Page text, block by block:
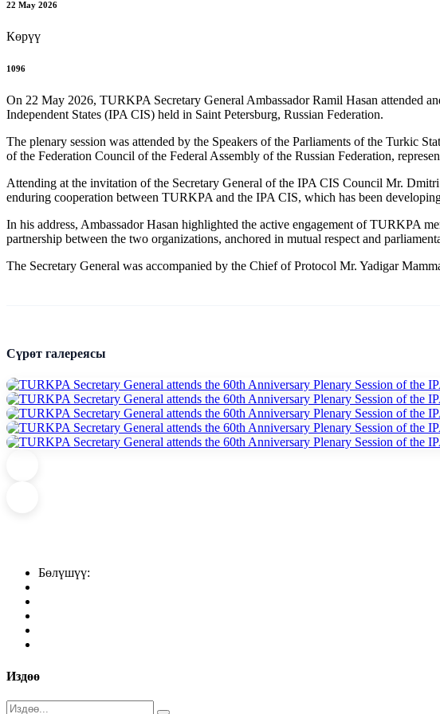
22 May 2026
Көрүү
1096
On 22 May 2026, TURKPA Secretary General Ambassador Ramil Hasan attended
Independent States (IPA CIS) held in Saint Petersburg, Russian Federation.
The plenary session was attended by the Speakers of the Parliaments of the
of the Federation Council of the Federal Assembly of the Russian Federation,
Attending at the invitation of the Secretary General of the IPA CIS Council Mr.
enduring cooperation between TURKPA and the IPA CIS, which has been
In his address, Ambassador Hasan highlighted the active engagement of TURKPA
partnership between the two organizations, anchored in mutual respect and
The Secretary General was accompanied by the Chief of Protocol Mr. Yadigar
Сүрөт галереясы
Бөлүшүү:
Издөө